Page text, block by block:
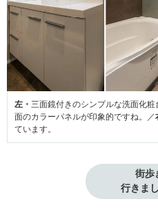
左・ 三面鏡付きのシンプルな洗面化粧
面のカラーパネルが印象的ですね。／
ています。
街歩
行きま